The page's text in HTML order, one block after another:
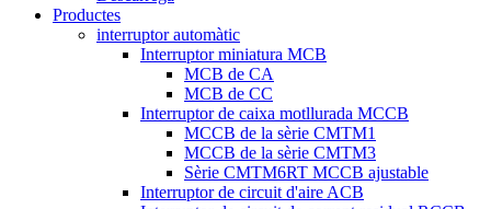
Productes
interruptor automàtic
Interruptor miniatura MCB
MCB de CA
MCB de CC
Interruptor de caixa motllurada MCCB
MCCB de la sèrie CMTM1
MCCB de la sèrie CMTM3
Sèrie CMTM6RT MCCB ajustable
Interruptor de circuit d'aire ACB